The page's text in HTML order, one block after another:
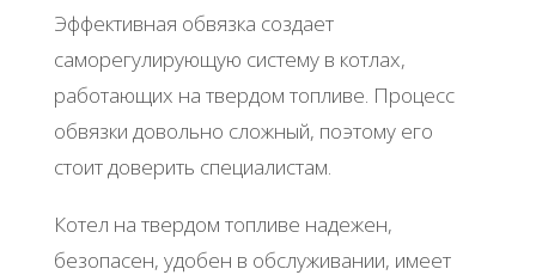
Эффективная обвязка создает
саморегулирующую систему в котлах,
работающих на твердом топливе. Процесс
обвязки довольно сложный, поэтому его
стоит доверить специалистам.
Котел на твердом топливе надежен,
безопасен, удобен в обслуживании, имеет